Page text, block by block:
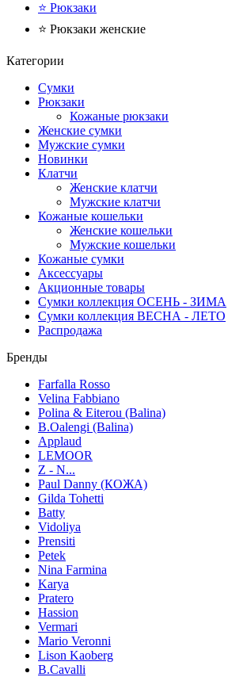
⭐ Рюкзаки
⭐ Рюкзаки женские
Категории
Сумки
Рюкзаки
Кожаные рюкзаки
Женские сумки
Мужские сумки
Новинки
Клатчи
Женские клатчи
Мужские клатчи
Кожаные кошельки
Женские кошельки
Мужские кошельки
Кожаные сумки
Аксессуары
Акционные товары
Сумки коллекция ОСЕНЬ - ЗИМА
Сумки коллекция ВЕСНА - ЛЕТО
Распродажа
Бренды
Farfalla Rosso
Velina Fabbiano
Polina & Eiterou (Balina)
B.Oalengi (Balina)
Applaud
LEMOOR
Z - N...
Paul Danny (КОЖА)
Gilda Tohetti
Batty
Vidoliya
Prensiti
Petek
Nina Farmina
Karya
Pratero
Hassion
Vermari
Mario Veronni
Lison Kaoberg
B.Cavalli